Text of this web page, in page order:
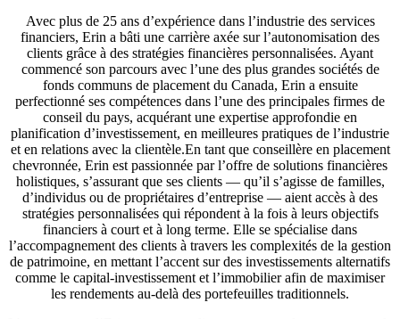
Avec plus de 25 ans d’expérience dans l’industrie des services
financiers, Erin a bâti une carrière axée sur l’autonomisation des
clients grâce à des stratégies financières personnalisées. Ayant
commencé son parcours avec l’une des plus grandes sociétés de
fonds communs de placement du Canada, Erin a ensuite
perfectionné ses compétences dans l’une des principales firmes de
conseil du pays, acquérant une expertise approfondie en
planification d’investissement, en meilleures pratiques de l’industrie
et en relations avec la clientèle.En tant que conseillère en placement
chevronnée, Erin est passionnée par l’offre de solutions financières
holistiques, s’assurant que ses clients — qu’il s’agisse de familles,
d’individus ou de propriétaires d’entreprise — aient accès à des
stratégies personnalisées qui répondent à la fois à leurs objectifs
financiers à court et à long terme. Elle se spécialise dans
l’accompagnement des clients à travers les complexités de la gestion
de patrimoine, en mettant l’accent sur des investissements alternatifs
comme le capital-investissement et l’immobilier afin de maximiser
les rendements au-delà des portefeuilles traditionnels.